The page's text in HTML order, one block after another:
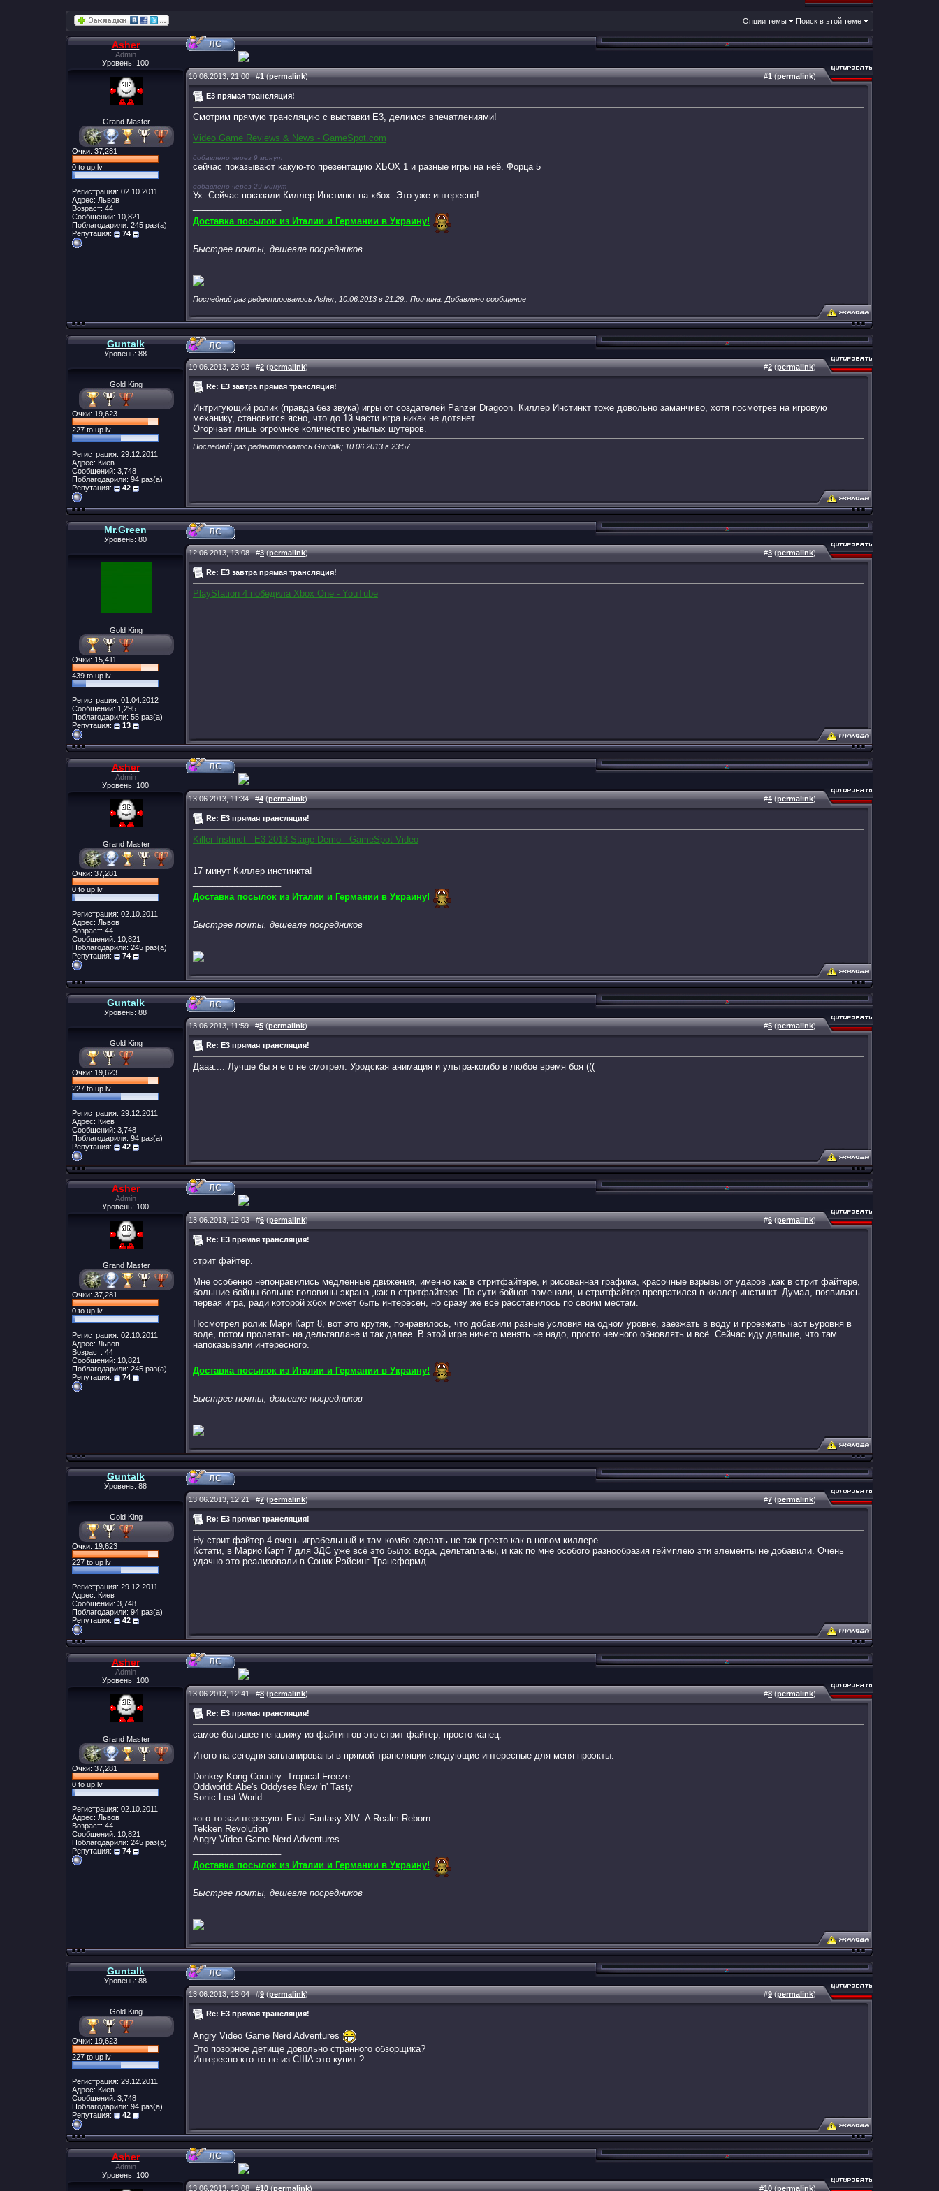
Опции темы Поиск в этой теме
Asher
Admin
Уровень: 100
Grand Master
Очки: 37,281
0 to up lv
Регистрация: 02.10.2011
Адрес: Львов
Возраст: 44
Сообщений: 10,821
Поблагодарили: 245 раз(а)
Репутация:
74
#1(permalink)
10.06.2013, 21:00#1(permalink)
E3 прямая трансляция!
Смотрим прямую трансляцию с выставки Е3, делимся впечатлениями!
Video Game Reviews & News - GameSpot.com
добавлено через 9 минут
сейчас показывают какую-то презентацию ХБОХ 1 и разные игры на неё. Форца 5
добавлено через 29 минут
Ух. Сейчас показали Киллер Инстинкт на хбох. Это уже интересно!
Доставка посылок из Италии и Германии в Украину!
Быстрее почты, дешевле посредников
Последний раз редактировалось Asher; 10.06.2013 в 21:29 .. Причина: Добавлено сообщение
Guntalk
Уровень: 88
Gold King
Очки: 19,623
227 to up lv
Регистрация: 29.12.2011
Адрес: Киев
Сообщений: 3,748
Поблагодарили: 94 раз(а)
Репутация:
42
#2(permalink)
10.06.2013, 23:03#2(permalink)
Re: E3 завтра прямая трансляция!
Интригующий ролик (правда без звука) игры от создателей Panzer Dragoon. Киллер Инстинкт тоже довольно заманчиво, хотя посмотрев на игровую
механику, становится ясно, что до 1й части игра никак не дотянет.
Огорчает лишь огромное количество унылых шутеров.
Последний раз редактировалось Guntalk; 10.06.2013 в 23:57..
Mr.Green
Уровень: 80
Gold King
Очки: 15,411
439 to up lv
Регистрация: 01.04.2012
Сообщений: 1,295
Поблагодарили: 55 раз(а)
Репутация:
13
#3(permalink)
12.06.2013, 13:08#3(permalink)
Re: E3 завтра прямая трансляция!
PlayStation 4 победила Xbox One - YouTube
Asher
Admin
Уровень: 100
Grand Master
Очки: 37,281
0 to up lv
Регистрация: 02.10.2011
Адрес: Львов
Возраст: 44
Сообщений: 10,821
Поблагодарили: 245 раз(а)
Репутация:
74
#4(permalink)
13.06.2013, 11:34#4(permalink)
Re: E3 прямая трансляция!
Killer Instinct - E3 2013 Stage Demo - GameSpot Video
17 минут Киллер инстинкта!
Доставка посылок из Италии и Германии в Украину!
Быстрее почты, дешевле посредников
Guntalk
Уровень: 88
Gold King
Очки: 19,623
227 to up lv
Регистрация: 29.12.2011
Адрес: Киев
Сообщений: 3,748
Поблагодарили: 94 раз(а)
Репутация:
42
#5(permalink)
13.06.2013, 11:59#5(permalink)
Re: E3 прямая трансляция!
Дааа.... Лучше бы я его не смотрел. Уродская анимация и ультра-комбо в любое время боя (((
Asher
Admin
Уровень: 100
Grand Master
Очки: 37,281
0 to up lv
Регистрация: 02.10.2011
Адрес: Львов
Возраст: 44
Сообщений: 10,821
Поблагодарили: 245 раз(а)
Репутация:
74
#6(permalink)
13.06.2013, 12:03#6(permalink)
Re: E3 прямая трансляция!
стрит файтер.
Мне особенно непонравились медленные движения, именно как в стритфайтере, и рисованная графика, красочные взрывы от ударов ,как в стрит файтере,
большие бойцы больше половины экрана ,как в стритфайтере. По сути бойцов поменяли, и стритфайтер превратился в киллер инстинкт. Думал, появилась
первая игра, ради которой хбох может быть интересен, но сразу же всё расставилось по своим местам.
Посмотрел ролик Мари Карт 8, вот это крутяк, понравилось, что добавили разные условия на одном уровне, заезжать в воду и проезжать част ьуровня в
воде, потом пролетать на дельтаплане и так далее. В этой игре ничего менять не надо, просто немного обновлять и всё. Сейчас иду дальше, что там
напоказывали интересного.
Доставка посылок из Италии и Германии в Украину!
Быстрее почты, дешевле посредников
Guntalk
Уровень: 88
Gold King
Очки: 19,623
227 to up lv
Регистрация: 29.12.2011
Адрес: Киев
Сообщений: 3,748
Поблагодарили: 94 раз(а)
Репутация:
42
#7(permalink)
13.06.2013, 12:21#7(permalink)
Re: E3 прямая трансляция!
Ну стрит файтер 4 очень играбельный и там комбо сделать не так просто как в новом киллере.
Кстати, в Марио Карт 7 для 3ДС уже всё это было: вода, дельтапланы, и как по мне особого разнообразия геймплею эти элементы не добавили. Очень
удачно это реализовали в Соник Рэйсинг Трансформд.
Asher
Admin
Уровень: 100
Grand Master
Очки: 37,281
0 to up lv
Регистрация: 02.10.2011
Адрес: Львов
Возраст: 44
Сообщений: 10,821
Поблагодарили: 245 раз(а)
Репутация:
74
#8(permalink)
13.06.2013, 12:41#8(permalink)
Re: E3 прямая трансляция!
самое большее ненавижу из файтингов это стрит файтер, просто капец.
Итого на сегодня запланированы в прямой трансляции следующие интересные для меня проэкты:
Donkey Kong Country: Tropical Freeze
Oddworld: Abe's Oddysee New 'n' Tasty
Sonic Lost World
кого-то заинтересуют Final Fantasy XIV: A Realm Reborn
Tekken Revolution
Angry Video Game Nerd Adventures
Доставка посылок из Италии и Германии в Украину!
Быстрее почты, дешевле посредников
Guntalk
Уровень: 88
Gold King
Очки: 19,623
227 to up lv
Регистрация: 29.12.2011
Адрес: Киев
Сообщений: 3,748
Поблагодарили: 94 раз(а)
Репутация:
42
#9(permalink)
13.06.2013, 13:04#9(permalink)
Re: E3 прямая трансляция!
Angry Video Game Nerd Adventures
Это позорное детище довольно странного обзорщика?
Интересно кто-то не из США это купит ?
Asher
Admin
Уровень: 100
#10(permalink)
13.06.2013, 13:08#10(permalink)